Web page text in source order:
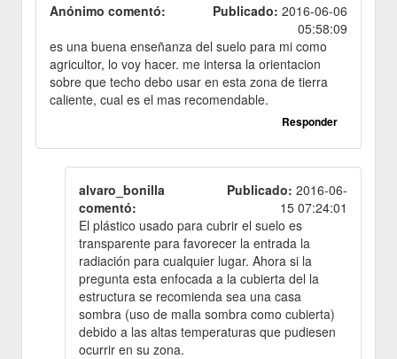
Anónimo comentó: Publicado: 2016-06-06
05:58:09
es una buena enseñanza del suelo para mi como
agricultor, lo voy hacer. me intersa la orientacion
sobre que techo debo usar en esta zona de tierra
caliente, cual es el mas recomendable.
Responder
alvaro_bonilla
comentó:
Publicado: 2016-06-
15 07:24:01
El plástico usado para cubrir el suelo es
transparente para favorecer la entrada la
radiación para cualquier lugar. Ahora si la
pregunta esta enfocada a la cubierta del la
estructura se recomienda sea una casa
sombra (uso de malla sombra como cubierta)
debido a las altas temperaturas que pudiesen
ocurrir en su zona.